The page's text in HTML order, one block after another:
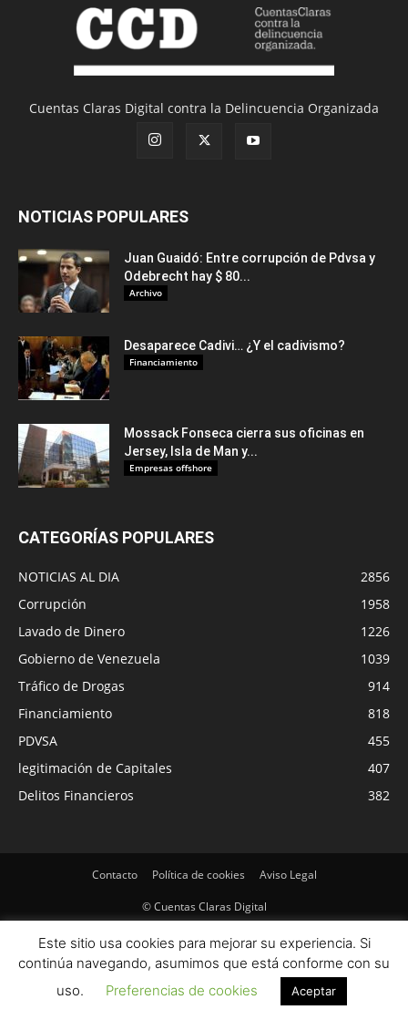
Cuentas Claras Digital contra la Delincuencia Organizada
NOTICIAS POPULARES
Juan Guaidó: Entre corrupción de Pdvsa y
Odebrecht hay $ 80...
Archivo
Desaparece Cadivi… ¿Y el cadivismo?
Financiamiento
Mossack Fonseca cierra sus oficinas en
Jersey, Isla de Man y...
Empresas offshore
CATEGORÍAS POPULARES
NOTICIAS AL DIA
2856
Corrupción
1958
Lavado de Dinero
1226
Gobierno de Venezuela
1039
Tráfico de Drogas
914
Financiamiento
818
PDVSA
455
legitimación de Capitales
407
Delitos Financieros
382
Contacto Política de cookies Aviso Legal
© Cuentas Claras Digital
Este sitio usa cookies para mejorar su experiencia. Si
continúa navegando, asumimos que está conforme con su
uso.
Preferencias de cookies Aceptar